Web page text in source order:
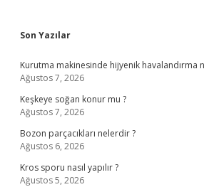
Sidebar
Son Yazılar
Kurutma makinesinde hijyenik havalandırma
Ağustos 7, 2026
Keşkeye soğan konur mu ?
Ağustos 7, 2026
Bozon parçacıkları nelerdir ?
Ağustos 6, 2026
Kros sporu nasıl yapılır ?
Ağustos 5, 2026